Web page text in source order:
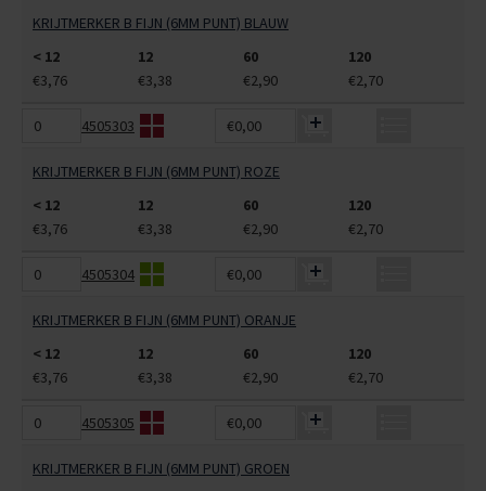
KRIJTMERKER B FIJN (6MM PUNT) BLAUW
< 12
12 60
120
€3,76
€3,38 €2,90 €2,70
4505303 €0,00
KRIJTMERKER B FIJN (6MM PUNT) ROZE
< 12
12 60
120
€3,76
€3,38 €2,90 €2,70
4505304 €0,00
KRIJTMERKER B FIJN (6MM PUNT) ORANJE
< 12
12 60
120
€3,76
€3,38 €2,90 €2,70
4505305 €0,00
KRIJTMERKER B FIJN (6MM PUNT) GROEN